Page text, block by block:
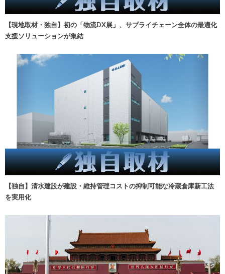
【現地取材・独自】初の「物流DX展」、サプライチェーン全体の最適化
支援ソリューションが集結
【独自】清水建設が建設・維持管理コストの抑制可能な冷蔵倉庫新工法
を実用化